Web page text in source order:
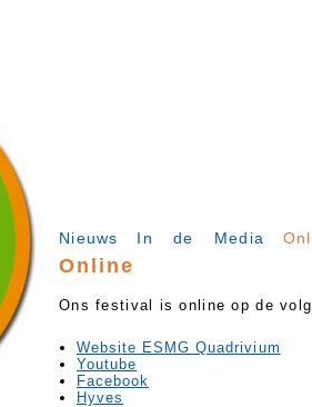
Nieuws In de Media
Online
Ons festival is online op de
Website ESMG Quadrivium
Youtube
Facebook
Hyves